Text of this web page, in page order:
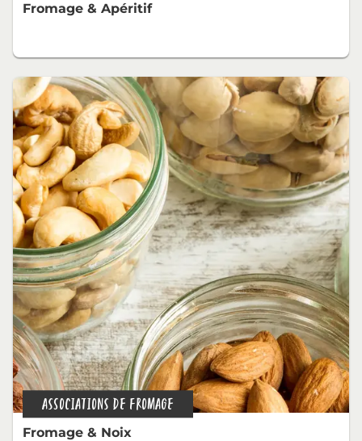
Fromage & Apéritif
ASSOCIATIONS DE FROMAGE
Fromage & Noix